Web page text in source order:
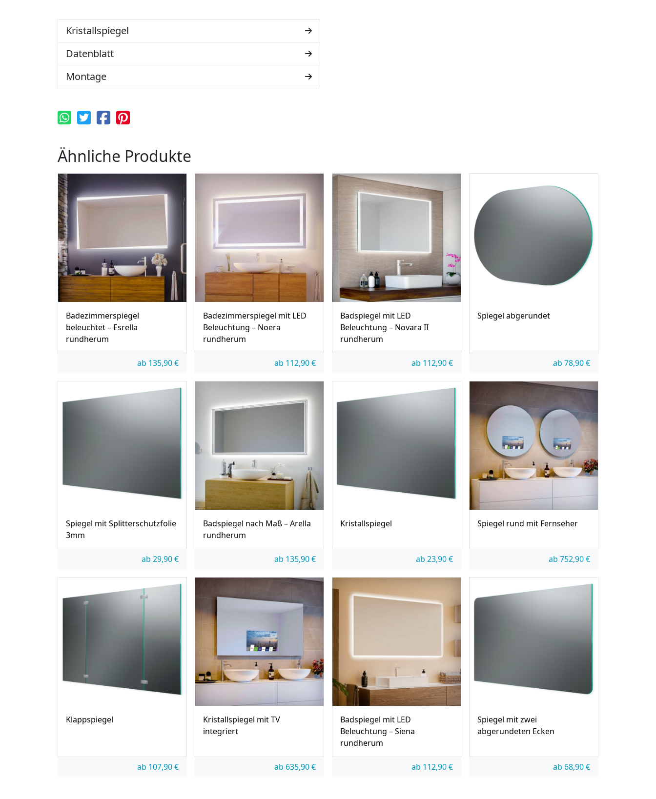
Kristallspiegel
Datenblatt
Montage
Ähnliche Produkte
Badezimmerspiegel
beleuchtet – Esrella
rundherum
ab 135,90€
Badezimmerspiegel mit LED
Beleuchtung – Noera
rundherum
ab 112,90€
Badspiegel mit LED
Beleuchtung – Novara II
rundherum
ab 112,90€
Spiegel abgerundet
ab 78,90€
Spiegel mit Splitterschutzfolie
3mm
ab 29,90€
Badspiegel nach Maß – Arella
rundherum
ab 135,90€
Kristallspiegel
ab 23,90€
Spiegel rund mit Fernseher
ab 752,90€
Klappspiegel
ab 107,90€
Kristallspiegel mit TV
integriert
ab 635,90€
Badspiegel mit LED
Beleuchtung – Siena
rundherum
ab 112,90€
Spiegel mit zwei
abgerundeten Ecken
ab 68,90€